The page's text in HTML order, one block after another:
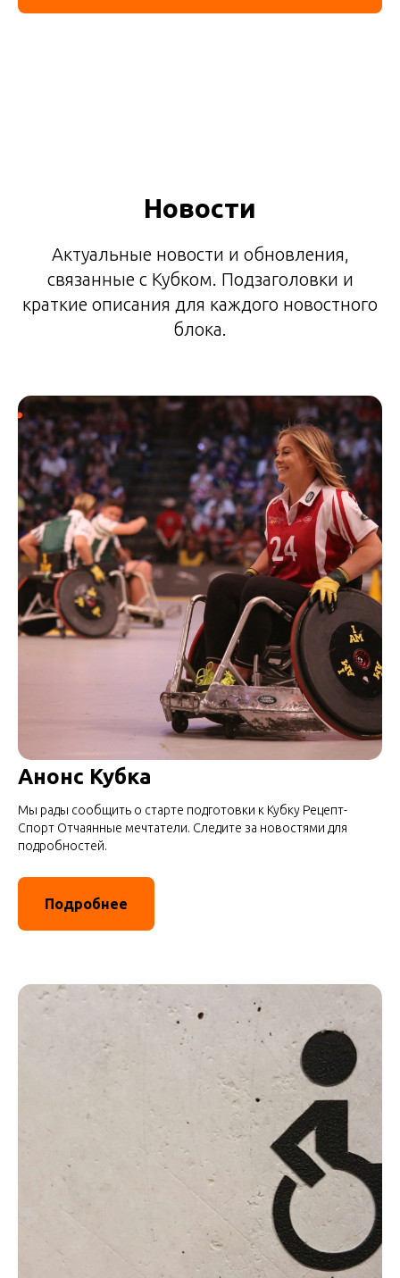
Новости
Актуальные новости и обновления,
связанные с Кубком. Подзаголовки и
краткие описания для каждого новостного
блока.
Анонс Кубка
Мы рады сообщить о старте подготовки к Кубку Рецепт-
Спорт Отчаянные мечтатели. Следите за новостями для
подробностей.
Подробнее